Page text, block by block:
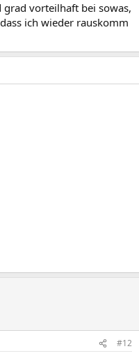
vorteilhaft bei sowas,
ich wieder rauskomm
#12